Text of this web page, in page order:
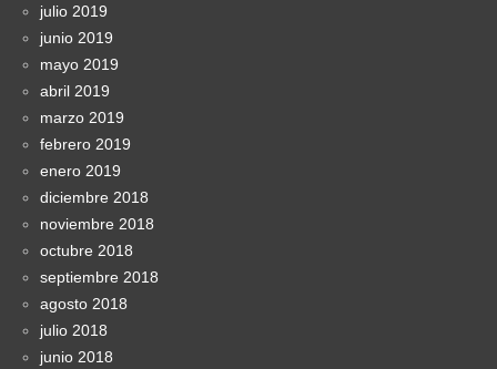
julio 2019
junio 2019
mayo 2019
abril 2019
marzo 2019
febrero 2019
enero 2019
diciembre 2018
noviembre 2018
octubre 2018
septiembre 2018
agosto 2018
julio 2018
junio 2018